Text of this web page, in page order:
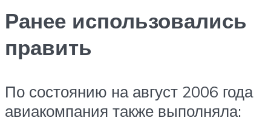
Ранее использовались
править
По состоянию на август 2006 года
авиакомпания также выполняла: